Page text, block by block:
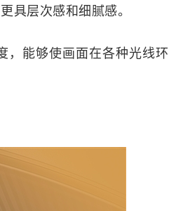
具层次感和细腻感。
，能够使画面在各种光线环